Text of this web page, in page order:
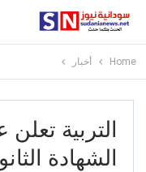
Home أخبار
التربية
الشهادة الثانوية